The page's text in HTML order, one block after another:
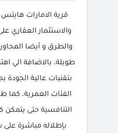
والاستثمار العقاري
والطرق و أيضا
طويلة، بالاضافة الي
بتقنيات عالية
الفئات العمرية،
التنافسية حتى يتمكن
بإطلاله مباشرة